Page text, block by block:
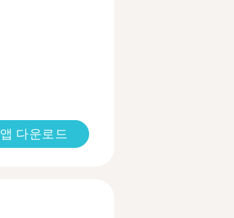
앱 다운로드